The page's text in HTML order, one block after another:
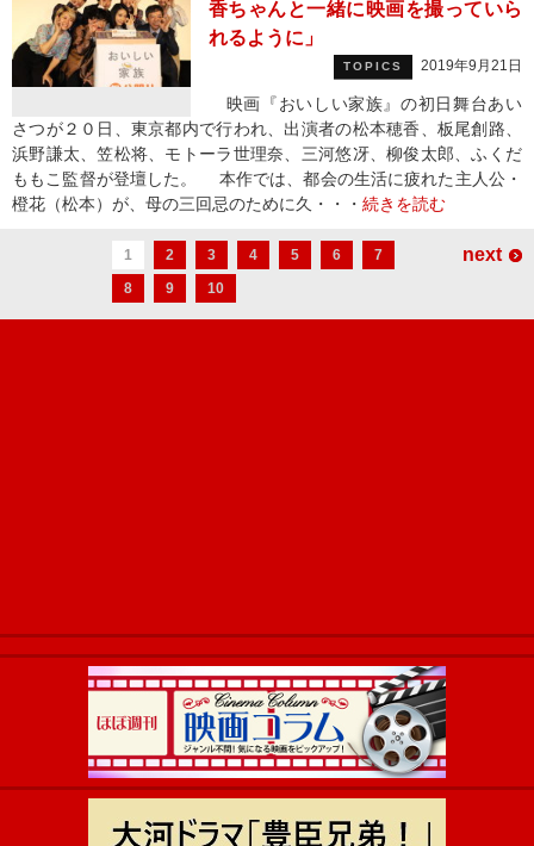
香ちゃんと一緒に映画を撮っていら
れるように」
TOPICS 2019年9月21日
映画『おいしい家族』の初日舞台あい
さつが２０日、東京都内で行われ、出演者の松本穂香、板尾創路、
浜野謙太、笠松将、モトーラ世理奈、三河悠冴、柳俊太郎、ふくだ
ももこ監督が登壇した。 本作では、都会の生活に疲れた主人公・
橙花（松本）が、母の三回忌のために久・・・ 続きを読む
1 2 3 4 5 6
7
8
9 10
next